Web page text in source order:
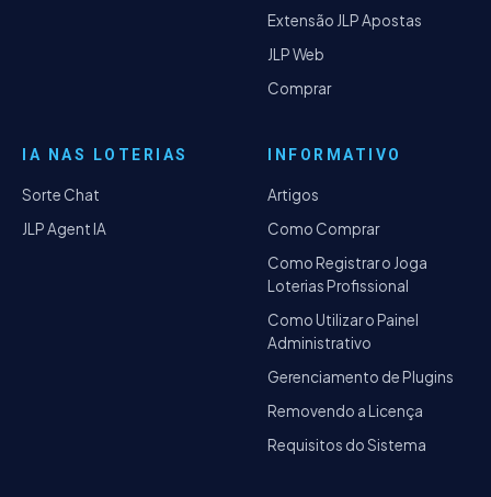
Extensão JLP Apostas
JLP Web
Comprar
IA NAS LOTERIAS
Sorte Chat
JLP Agent IA
INFORMATIVO
Artigos
Como Comprar
Como Registrar o Joga
Loterias Profissional
Como Utilizar o Painel
Administrativo
Gerenciamento de Plugins
Removendo a Licença
Requisitos do Sistema